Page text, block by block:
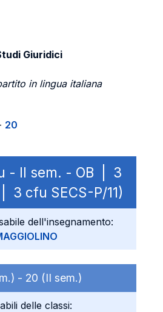
Giuridici
in lingua italiana
20
- II sem. - OB | 3
3 cfu SECS-P/11)
dell'insegnamento:
- 20 (II sem.)
delle classi: